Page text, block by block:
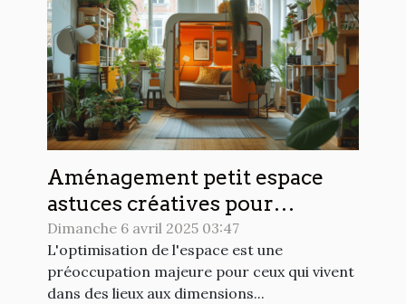
Aménagement petit espace
astuces créatives pour
optimiser chaque mètre carré
Dimanche 6 avril 2025 03:47
L'optimisation de l'espace est une
préoccupation majeure pour ceux qui vivent
dans des lieux aux dimensions...